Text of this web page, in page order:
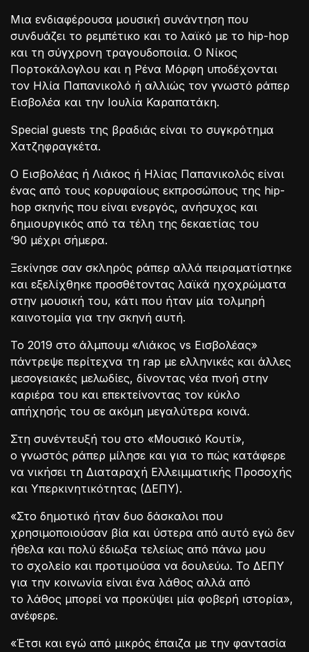
Μια ενδιαφέρουσα μουσική συνάντηση που
συνδυάζει το ρεμπέτικο και το λαϊκό με το hip-hop
και τη σύγχρονη τραγουδοποιία. O Νίκος
Πορτοκάλογλου και η Ρένα Μόρφη υποδέχονται
τον Ηλία Παπανικολό ή αλλιώς τον γνωστό ράπερ
Εισβολέα και την Ιουλία Καραπατάκη.
Special guests της βραδιάς είναι το συγκρότημα
Χατζηφραγκέτα.
Ο Εισβολέας ή Λιάκος ή Ηλίας Παπανικολός είναι
ένας από τους κορυφαίους εκπροσώπους της hip-
hop σκηνής που είναι ενεργός, ανήσυχος και
δημιουργικός από τα τέλη της δεκαετίας του
‘90 μέχρι σήμερα.
Ξεκίνησε σαν σκληρός ράπερ αλλά πειραματίστηκε
και εξελίχθηκε προσθέτοντας λαϊκά ηχοχρώματα
στην μουσική του, κάτι που ήταν μία τολμηρή
καινοτομία για την σκηνή αυτή.
To 2019 στο άλμπουμ «Λιάκος vs Εισβολέας»
πάντρεψε περίτεχνα τη rap με ελληνικές και άλλες
μεσογειακές μελωδίες, δίνοντας νέα πνοή στην
καριέρα του και επεκτείνοντας τον κύκλο
απήχησής του σε ακόμη μεγαλύτερα κοινά.
Στη συνέντευξή του στο «Μουσικό Κουτί»,
ο γνωστός ράπερ μίλησε και για το πώς κατάφερε
να νικήσει τη Διαταραχή Ελλειμματικής Προσοχής
και Υπερκινητικότητας (ΔΕΠΥ).
«Στο δημοτικό ήταν δυο δάσκαλοι που
χρησιμοποιούσαν βία και ύστερα από αυτό εγώ δεν
ήθελα και πολύ έδιωξα τελείως από πάνω μου
το σχολείο και προτιμούσα να δουλεύω. Το ΔΕΠΥ
για την κοινωνία είναι ένα λάθος αλλά από
το λάθος μπορεί να προκύψει μία φοβερή ιστορία»,
ανέφερε.
«Έτσι και εγώ από μικρός έπαιζα με την φαντασία